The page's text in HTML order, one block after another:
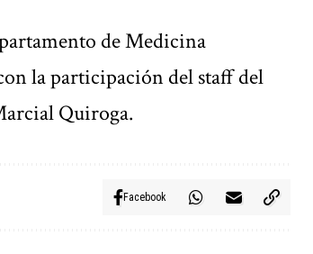
de Medicina
la participación del staff del
Quiroga.
Facebook